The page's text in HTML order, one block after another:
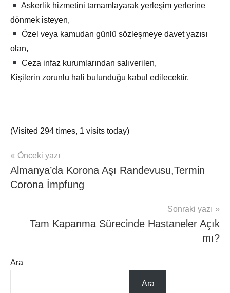
Askerlik hizmetini tamamlayarak yerleşim yerlerine
dönmek isteyen,
Özel veya kamudan günlü sözleşmeye davet yazısı
olan,
Ceza infaz kurumlarından salıverilen,
Kişilerin zorunlu hali bulunduğu kabul edilecektir.
(Visited 294 times, 1 visits today)
mhrs
Yazı
gezinmesi
Önceki yazı
Almanya’da Korona Aşı Randevusu,Termin
Corona İmpfung
Sonraki yazı
Tam Kapanma Sürecinde Hastaneler Açık
mı?
Ara
Ara